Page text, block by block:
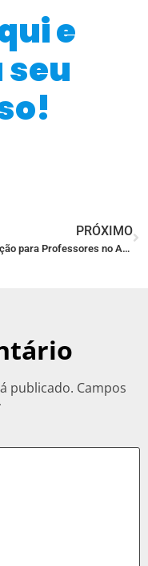
e
PRÓXIMO
Promoção para Professores no AquaRio – 2022
publicado. Campos